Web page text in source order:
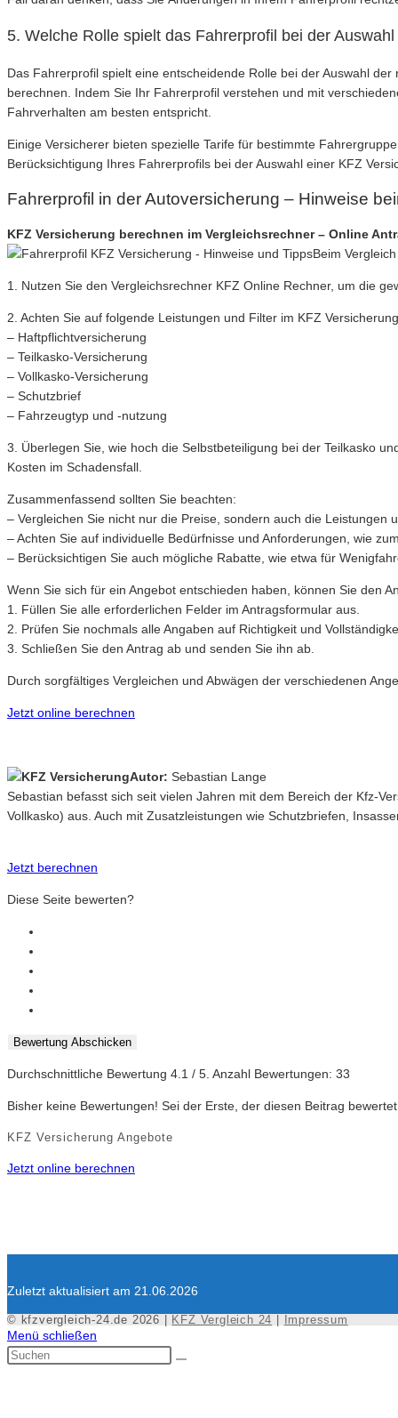
5. Welche Rolle spielt das Fahrerprofil bei der
Das Fahrerprofil spielt eine entscheidende Rolle bei der Auswahl
berechnen. Indem Sie Ihr Fahrerprofil verstehen und mit
Fahrverhalten am besten entspricht.
Einige Versicherer bieten spezielle Tarife für bestimmte
Berücksichtigung Ihres Fahrerprofils bei der Auswahl einer KFZ
Fahrerprofil in der Autoversicherung – Hinweise
KFZ Versicherung berechnen im Vergleichsrechner – Online
Beim
1. Nutzen Sie den Vergleichsrechner KFZ Online Rechner, um die
2. Achten Sie auf folgende Leistungen und Filter im KFZ
– Haftpflichtversicherung
– Teilkasko-Versicherung
– Vollkasko-Versicherung
– Schutzbrief
– Fahrzeugtyp und -nutzung
3. Überlegen Sie, wie hoch die Selbstbeteiligung bei der Teilkasko
Kosten im Schadensfall.
Zusammenfassend sollten Sie beachten:
– Vergleichen Sie nicht nur die Preise, sondern auch die Leistungen
– Achten Sie auf individuelle Bedürfnisse und Anforderungen, wie
– Berücksichtigen Sie auch mögliche Rabatte, wie etwa für
Wenn Sie sich für ein Angebot entschieden haben, können Sie den
1. Füllen Sie alle erforderlichen Felder im Antragsformular aus.
2. Prüfen Sie nochmals alle Angaben auf Richtigkeit und
3. Schließen Sie den Antrag ab und senden Sie ihn ab.
Durch sorgfältiges Vergleichen und Abwägen der verschiedenen
Jetzt online berechnen
Autor: Sebastian Lange
Sebastian befasst sich seit vielen Jahren mit dem Bereich der Kfz-
Vollkasko) aus. Auch mit Zusatzleistungen wie Schutzbriefen,
Jetzt berechnen
Diese Seite bewerten?
Bewertung Abschicken
Durchschnittliche Bewertung 4.1 / 5. Anzahl Bewertungen: 33
Bisher keine Bewertungen! Sei der Erste, der diesen Beitrag
KFZ Versicherung Angebote
Jetzt online berechnen
Zuletzt aktualisiert am 21.06.2026
© kfzvergleich-24.de 2026 | KFZ Vergleich 24 Impressum
Menü schließen